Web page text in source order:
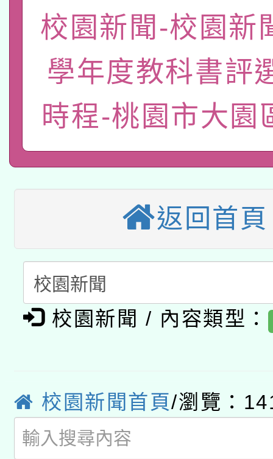
國立臺灣師範大學辦理
年度健康促進學校輔導
函轉國家教育研究院中
原住民族教育政策研討
族教育國際趨勢與發展
轉知教育部國民及學前
新北市政府教育局辦理
師專業成長研習實施計
方素養工作坊新北場」
函轉國立臺灣師範大學
族語言臺北學習中心
「族語學習班」招生簡
轉知有關國立成功大學
文教學共融平台-教案
接種對象擴大為「滿6
接種之民眾」措施，延
月28日止
轉知經濟部水利署委託
業技術研究院辦理「
動」
115年8月22日(星期六
開 智慧啟航」
2026年桃園地景藝術
「2026桃園藝術巡演
關事宜
轉知教育部國民及學前
國立臺灣師範大學辦
業成長研習」實施計畫
函轉國家教育研究院中
族教育國際趨勢與發展
新北市政府教育局辦理
師專業成長研習實施計
函轉國立臺灣師範大學
族語言臺北學習中心
轉知有關國立成功大學
文教學共融平台-教案
教育部國民及學前教育
校園新聞-校園新
學年度教科書評
時程-桃園市大園
返回首頁
校園新聞 / 內容類型：
校園新聞首頁/瀏覽：